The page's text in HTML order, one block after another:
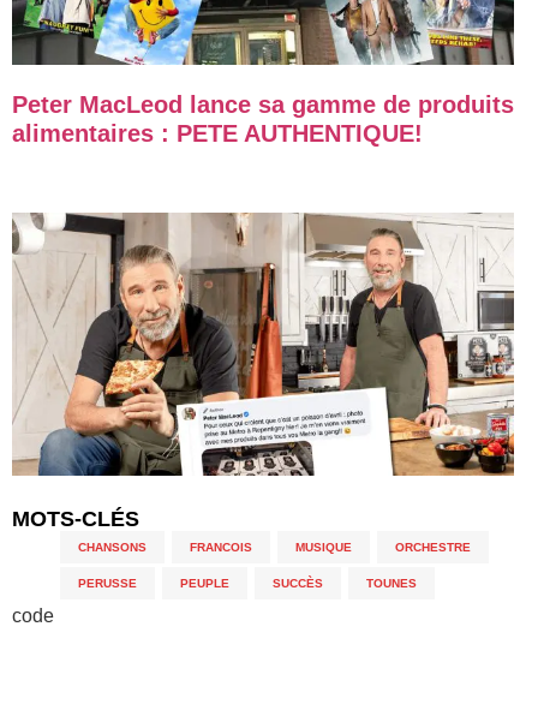
Peter MacLeod lance sa gamme de produits
alimentaires : PETE AUTHENTIQUE!
MOTS-CLÉS
CHANSONS FRANCOIS MUSIQUE ORCHESTRE
PERUSSE PEUPLE SUCCÈS TOUNES
code